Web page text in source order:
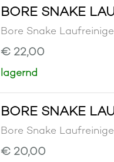
BORE SNAKE
Bore Snake
€ 22,00
lagernd
BORE SNAKE
Bore Snake
€ 20,00